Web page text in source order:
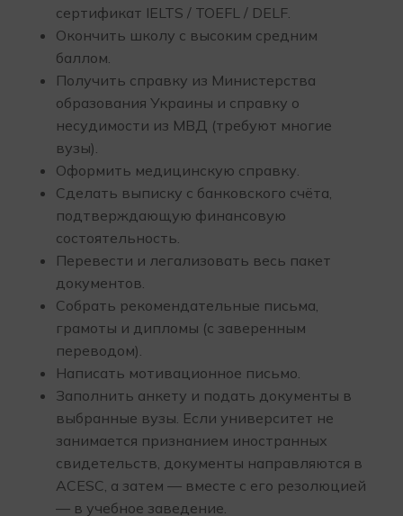
сертификат IELTS / TOEFL / DELF.
Окончить школу с высоким средним
баллом.
Получить справку из Министерства
образования Украины и справку о
несудимости из МВД (требуют многие
вузы).
Оформить медицинскую справку.
Сделать выписку с банковского счёта,
подтверждающую финансовую
состоятельность.
Перевести и легализовать весь пакет
документов.
Собрать рекомендательные письма,
грамоты и дипломы (с заверенным
переводом).
Написать мотивационное письмо.
Заполнить анкету и подать документы в
выбранные вузы. Если университет не
занимается признанием иностранных
свидетельств, документы направляются в
ACESC, а затем — вместе с его резолюцией
— в учебное заведение.